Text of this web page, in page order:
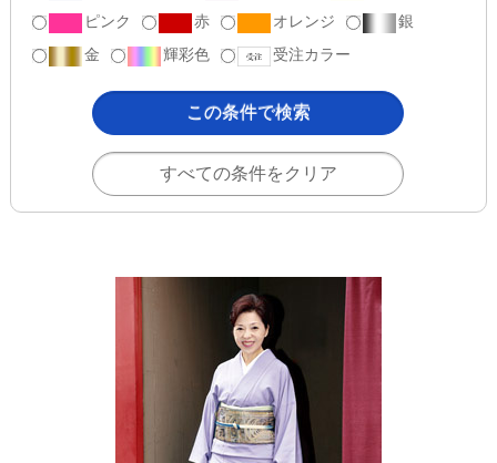
ピンク
赤 オレンジ
銀
金
輝彩色 受注カラー